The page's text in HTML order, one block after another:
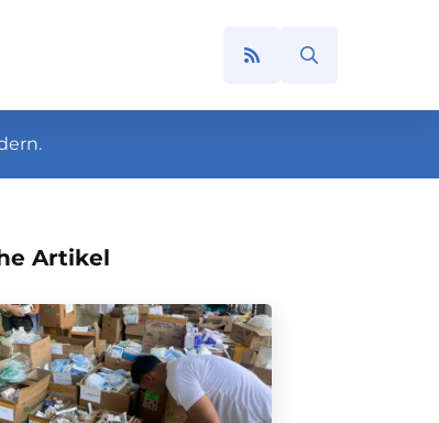
Artikel